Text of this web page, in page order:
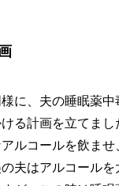
に、夫の睡眠薬
る計画を立てまし
アルコールを飲ま
夫はアルコール